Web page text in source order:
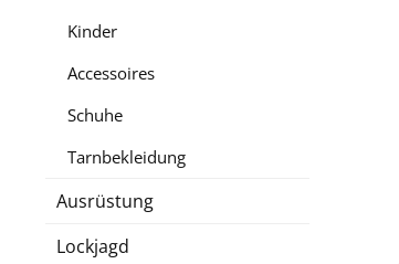
Kinder
Accessoires
Schuhe
Tarnbekleidung
Ausrüstung
Lockjagd